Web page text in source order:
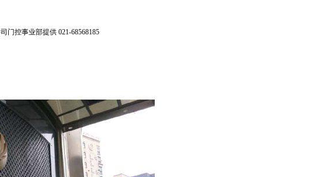
部提供 021-68568185